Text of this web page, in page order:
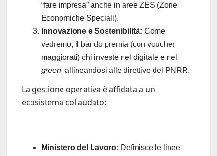
“fare impresa” anche in aree ZES (Zone
Economiche Speciali).
Innovazione e Sostenibilità: Come
vedremo, il bando premia (con voucher
maggiorati) chi investe nel digitale e nel
green, allineandosi alle direttive del PNRR.
La gestione operativa è affidata a un
ecosistema collaudato:
Ministero del Lavoro: Definisce le linee